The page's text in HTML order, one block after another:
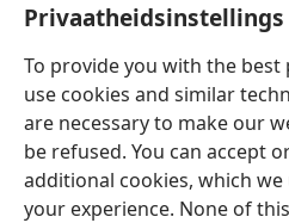
Privaatheidsinstellings
To provide you with the best
use cookies and similar
are necessary to make our
be refused. You can accept
additional cookies, which
your experience. None of
Afrikaans
Copyright© 2026 Watch Tower Bible
JW.ORG